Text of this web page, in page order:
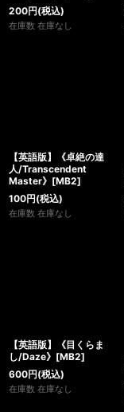
200円(税込)
在庫数 在庫なし
【英語版】《卓絶の達
人/Transcendent
Master》[MB2]
100円(税込)
在庫数 在庫なし
【英語版】《目くらま
し/Daze》[MB2]
600円(税込)
在庫数 在庫なし